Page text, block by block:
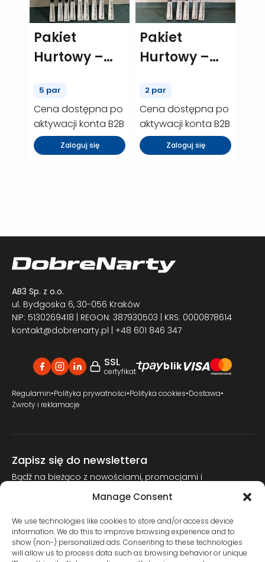
Manage Consent
We use technologies like cookies to store and/or access device
information. We do this to improve browsing experience and to
show (non-) personalized ads. Consenting to these technologies
will allow us to process data such as browsing behavior or unique
Pakiet
Hurtowy –
element W –
5 szt.
(P00309)
5 par
Cena dostępna po
aktywacji konta B2B
Zaloguj się
Pakiet
Hurtowy –
w – 2 szt.
(P00317)
2 par
Cena dostępna po
aktywacji konta B2B
Zaloguj się
AB3 Sp. z o.o.
ul. Bydgoska 6, 30-056 Kraków
NIP: 5130269418 | REGON: 387930503 | KRS: 0000878614
kontakt@dobrenarty.pl | +48 601 846 347
SSL
certyfikat blikVISA
Regulamin•Polityka prywatności•Polityka cookies•Dostawa•
Zwroty i reklamacje
Zapisz się do newslettera
Bądź na bieżąco z nowościami, promocjami i
Dołącz do naszej społeczności miłośników nart.